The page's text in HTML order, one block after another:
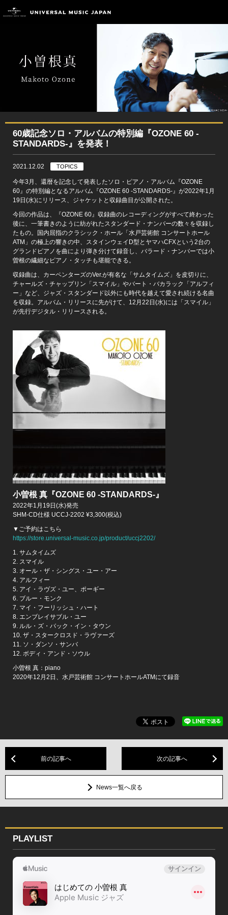
60歳記念ソロ・アルバムの特別編『OZONE 60 -
STANDARDS-』を発表！
2021.12.02 TOPICS
今年3月、還暦を記念して発表したソロ・ピアノ・アルバム『OZONE
60』の特別編となるアルバム『OZONE 60 -STANDARDS-』が2022年1月
19日(水)にリリース、ジャケットと収録曲目が公開された。
今回の作品は、『OZONE 60』収録曲のレコーディングがすべて終わった
後に、一筆書きのように紡がれたスタンダード・ナンバーの数々を収録し
たもの。国内屈指のクラシック・ホール「水戸芸術館 コンサートホール
ATM」の極上の響きの中、スタインウェイD型とヤマハCFXという2台の
グランドピアノを曲により弾き分けて録音し、バラード・ナンバーでは小
曽根の繊細なピアノ・タッチも堪能できる。
収録曲は、カーペンターズのVer.が有名な「サムタイムズ」を皮切りに、
チャールズ・チャップリン「スマイル」やバート・バカラック「アルフィ
ー」など、ジャズ・スタンダード以外にも時代を越えて愛され続ける名曲
を収録。アルバム・リリースに先がけて、12月22日(水)には「スマイル」
が先行デジタル・リリースされる。
小曽根 真『OZONE 60 -STANDARDS-』
2022年1月19日(水)発売
SHM-CD仕様 UCCJ-2202 ¥3,300(税込)
▼ご予約はこちら
https://store.universal-music.co.jp/product/uccj2202/
1. サムタイムズ
2. スマイル
3. オール・ザ・シングス・ユー・アー
4. アルフィー
5. アイ・ラヴズ・ユー、ポーギー
6. ブルー・モンク
7. マイ・フーリッシュ・ハート
8. エンブレイサブル・ユー
9. ルル・ズ・バック・イン・タウン
10. ザ・スタークロスド・ラヴァーズ
11. ソ・ダンソ・サンバ
12. ボディ・アンド・ソウル
小曽根 真：piano
2020年12月2日、水戸芸術館 コンサートホールATMにて録音
前の記事へ 次の記事へ
News一覧へ戻る
PLAYLIST